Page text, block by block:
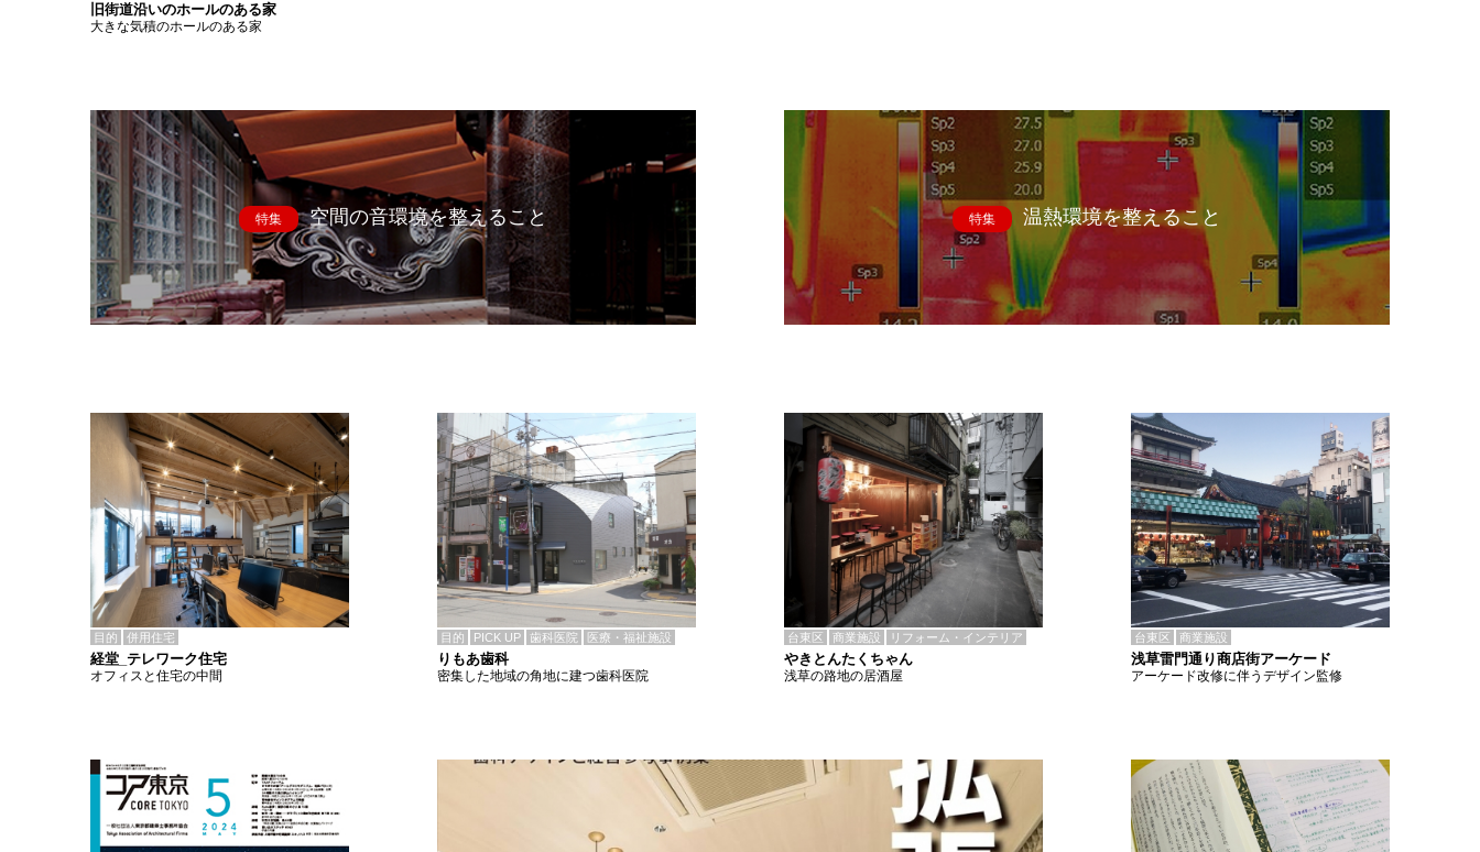
旧街道沿いのホールのある家
大きな気積のホールのある家
特集 空間の音環境を整えること 特集 温熱環境を整えること
目的 併用住宅
経堂_テレワーク住宅
オフィスと住宅の中間
目的 PICK UP 歯科医院 医療・福祉施設
りもあ歯科
密集した地域の角地に建つ歯科医院
台東区 商業施設 リフォーム・インテリア
やきとんたくちゃん
浅草の路地の居酒屋
台東区 商業施設
浅草雷門通り商店街アーケード
アーケード改修に伴うデザイン監修